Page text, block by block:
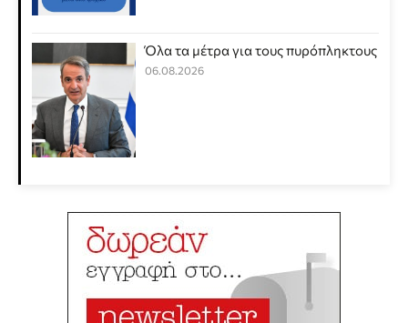
Όλα τα μέτρα για τους πυρόπληκτους
06.08.2026